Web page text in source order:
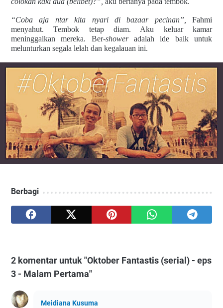
“Coba aja ntar kita nyari di bazaar pecinan”,
Fahmi
menyahut. Tembok tetap diam. Aku keluar kamar
meninggalkan mereka. Ber-showeradalah ide baik untuk
melunturkan segala lelah dan kegalauan ini.
Berbagi
2 komentar untuk "Oktober Fantastis (serial) - eps
3 - Malam Pertama"
Meidiana Kusuma